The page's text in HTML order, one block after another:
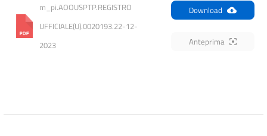
m_pi.AOOUSPTP.REGISTRO
UFFICIALE(U).0020193.22-12-
2023
Download
Anteprima